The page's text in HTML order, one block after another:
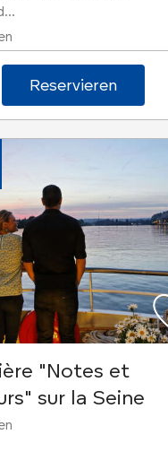
Reservieren
"Notes et
sur la Seine